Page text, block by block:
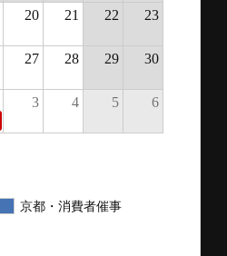
20 21 22 23
27 28 29 30
3 4 5 6
京都・消費者催事